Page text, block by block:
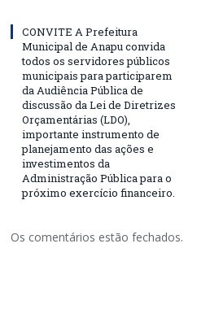
CONVITE A Prefeitura
Municipal de Anapu convida
todos os servidores públicos
municipais para participarem
da Audiência Pública de
discussão da Lei de Diretrizes
Orçamentárias (LDO),
importante instrumento de
planejamento das ações e
investimentos da
Administração Pública para o
próximo exercício financeiro.
Os comentários estão fechados.